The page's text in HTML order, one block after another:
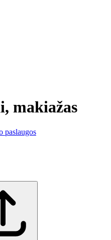
makiažas
paslaugos